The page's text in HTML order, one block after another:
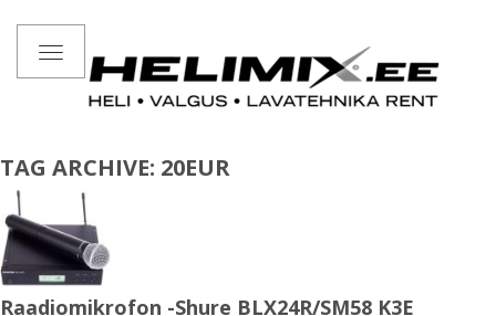
Toggle
navigation
TAG ARCHIVE: 20EUR
Raadiomikrofon -Shure BLX24R/SM58 K3E